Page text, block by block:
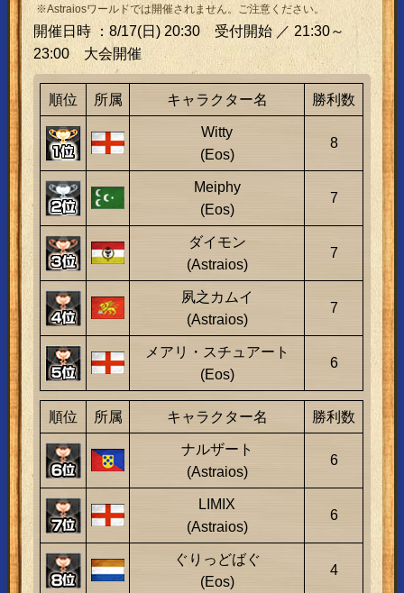
※Astraiosワールドでは開催されません。ご注意ください。
開催日時 ：8/17(日) 20:30 受付開始 ／ 21:30～
23:00 大会開催
順位 所属 キャラクター名 勝利数
Witty
(Eos)
8
Meiphy
(Eos)
7
ダイモン
(Astraios)
7
夙之カムイ
(Astraios)
7
メアリ・スチュアート
(Eos)
6
順位 所属 キャラクター名 勝利数
ナルザート
(Astraios)
6
LIMIX
(Astraios)
6
ぐりっどばぐ
(Eos)
4